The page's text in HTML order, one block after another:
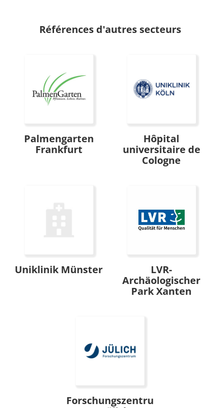
Références d'autres secteurs
Palmengarten
Frankfurt
Hôpital
universitaire de
Cologne
Uniklinik Münster
LVR-
Archäologischer
Park Xanten
Forschungszentru